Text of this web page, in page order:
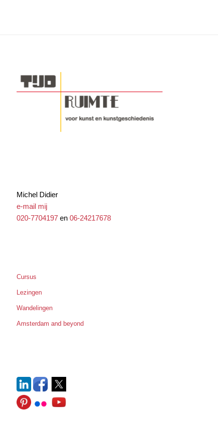
Michel Didier
e-mail mij
020-7704197en 06-24217678
Cursus
Lezingen
Wandelingen
Amsterdam and beyond